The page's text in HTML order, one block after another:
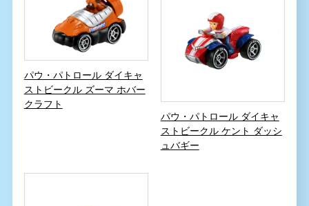
パウ・パトロール ダイキャ
ストビークル ズーマ ホバー
クラフト
パウ・パトロール ダイキャ
ストビークル ケント ダッシ
ュバギー